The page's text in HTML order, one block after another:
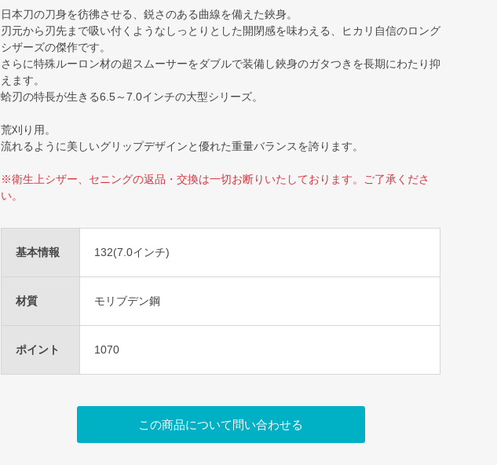
日本刀の刀身を彷彿させる、鋭さのある曲線を備えた鋏身。
刃元から刃先まで吸い付くようなしっとりとした開閉感を味わえる、ヒカリ自信のロング
シザーズの傑作です。
さらに特殊ルーロン材の超スムーサーをダブルで装備し鋏身のガタつきを長期にわたり抑
えます。
蛤刃の特長が生きる6.5～7.0インチの大型シリーズ。
荒刈り用。
流れるように美しいグリップデザインと優れた重量バランスを誇ります。
※衛生上シザー、セニングの返品・交換は一切お断りいたしております。ご了承くださ
い。
基本情報 132(7.0インチ)
材質 モリブデン鋼
ポイント 1070
この商品について問い合わせる